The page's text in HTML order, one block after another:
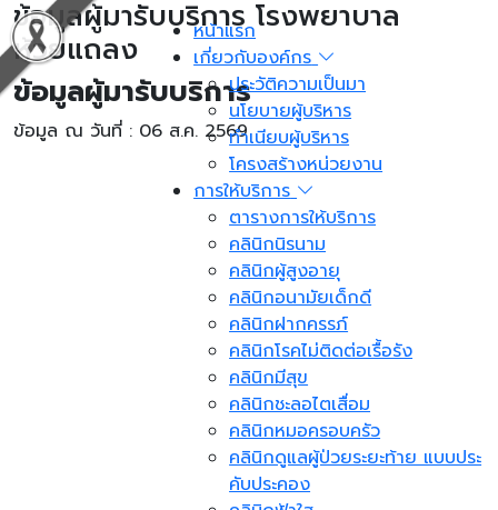
หน้าแรก
เกี่ยวกับองค์กร
ประวัติความเป็นมา
นโยบายผู้บริหาร
ทำเนียบผู้บริหาร
โครงสร้างหน่วยงาน
การให้บริการ
ตารางการให้บริการ
คลินิกนิรนาม
คลินิกผู้สูงอายุ
คลินิกอนามัยเด็กดี
คลินิกฝากครรภ์
คลินิกโรคไม่ติดต่อเรื้อรัง
คลินิกมีสุข
คลินิกชะลอไตเสื่อม
คลินิกหมอครอบครัว
คลินิกดูแลผู้ป่วยระยะท้าย แบบประ
คับประคอง
ข้อมูลผู้มารับบริการ โรงพยาบาล
ห้วยแถลง
ข้อมูลผู้มารับบริการ
ข้อมูล ณ วันที่ : 06 ส.ค. 2569